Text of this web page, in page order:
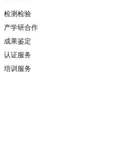
检测检验
产学研合作
成果鉴定
认证服务
培训服务